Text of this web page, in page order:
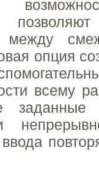
между
опция
всему
заданные